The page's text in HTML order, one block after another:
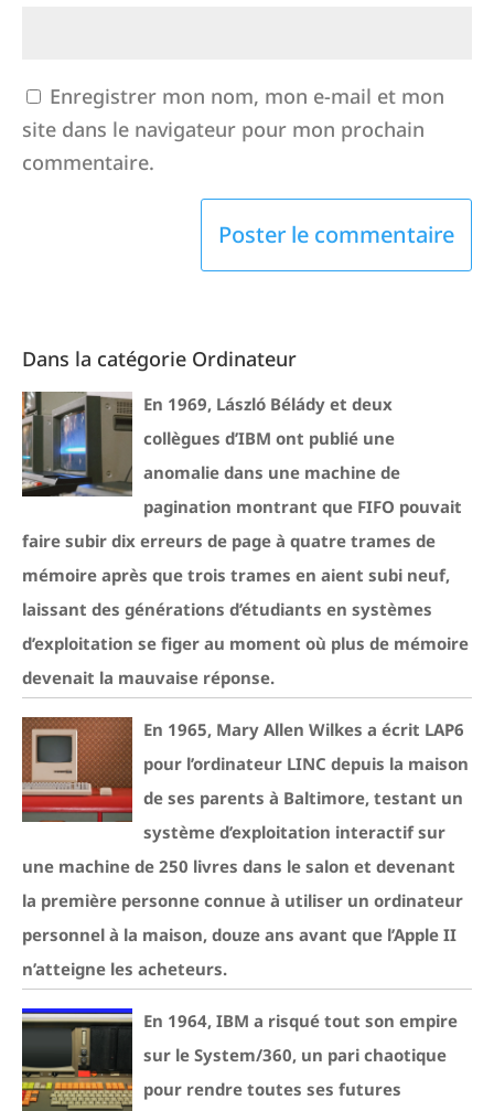
Enregistrer mon nom, mon e-mail et mon
site dans le navigateur pour mon prochain
commentaire.
Dans la catégorie Ordinateur
En 1969, László Bélády et deux
collègues d’IBM ont publié une
anomalie dans une machine de
pagination montrant que FIFO pouvait
faire subir dix erreurs de page à quatre trames de
mémoire après que trois trames en aient subi neuf,
laissant des générations d’étudiants en systèmes
d’exploitation se figer au moment où plus de mémoire
devenait la mauvaise réponse.
En 1965, Mary Allen Wilkes a écrit LAP6
pour l’ordinateur LINC depuis la maison
de ses parents à Baltimore, testant un
système d’exploitation interactif sur
une machine de 250 livres dans le salon et devenant
la première personne connue à utiliser un ordinateur
personnel à la maison, douze ans avant que l’Apple II
n’atteigne les acheteurs.
En 1964, IBM a risqué tout son empire
sur le System/360, un pari chaotique
pour rendre toutes ses futures